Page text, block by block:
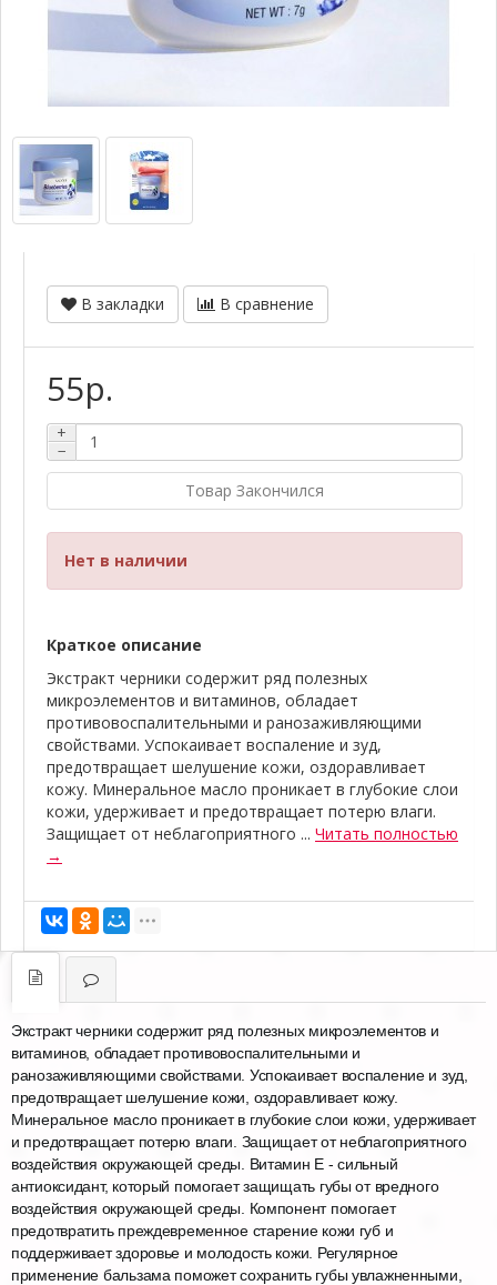
В закладки В сравнение
55р.
+
−
Товар Закончился
Нет в наличии
Краткое описание
Экстракт черники содержит ряд полезных
микроэлементов и витаминов, обладает
противовоспалительными и ранозаживляющими
свойствами. Успокаивает воспаление и зуд,
предотвращает шелушение кожи, оздоравливает
кожу. Минеральное масло проникает в глубокие слои
кожи, удерживает и предотвращает потерю влаги.
Защищает от неблагоприятного ... Читать полностью
→
Экстракт черники содержит ряд полезных микроэлементов и
витаминов, обладает противовоспалительными и
ранозаживляющими свойствами. Успокаивает воспаление и зуд,
предотвращает шелушение кожи, оздоравливает кожу.
Минеральное масло проникает в глубокие слои кожи, удерживает
и предотвращает потерю влаги. Защищает от неблагоприятного
воздействия окружающей среды. Витамин Е - сильный
антиоксидант, который помогает защищать губы от вредного
воздействия окружающей среды. Компонент помогает
предотвратить преждевременное старение кожи губ и
поддерживает здоровье и молодость кожи. Регулярное
применение бальзама поможет сохранить губы увлажненными,